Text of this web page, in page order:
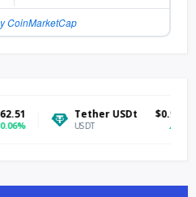
CoinMarketCap
Tether USDt $0.999241
USDT